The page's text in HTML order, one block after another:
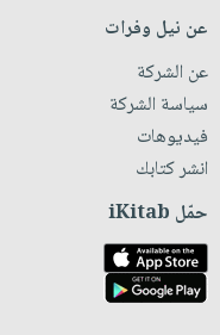
عن نيل وفرات
عن الشركة
سياسة الشركة
فيديوهات
انشر كتابك
حمّل iKitab